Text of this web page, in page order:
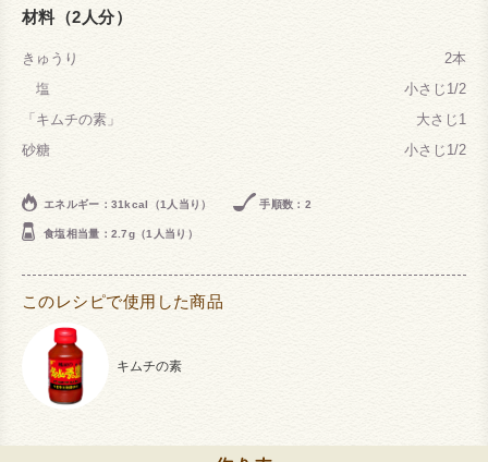
材料（2人分）
きゅうり
2本
塩
小さじ1/2
「キムチの素」
大さじ1
砂糖
小さじ1/2
エネルギー：31kcal（1人当り） 手順数：2
食塩相当量：2.7g（1人当り）
このレシピで使用した商品
キムチの素